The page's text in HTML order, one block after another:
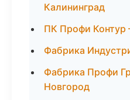
Калининград
ПК Профи Контур
Фабрика
Фабрика Профи
Новгород